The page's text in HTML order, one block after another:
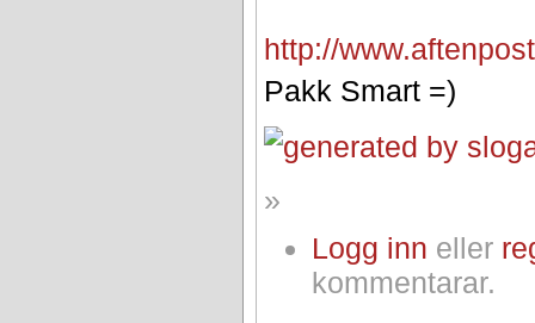
http://
Pakk Smart =)
»
Logg inn eller
kommentarar.